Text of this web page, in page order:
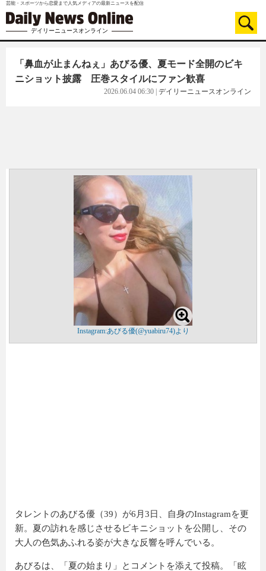
芸能・スポーツから恋愛まで人気メディアの最新ニュースを配信
デイリーニュースオンライン
「鼻血が止まんねぇ」あびる優、夏モード全開のビキ
ニショット披露 圧巻スタイルにファン歓喜
2026.06.04 06:30 デイリーニュースオンライン
Instagram:あびる優(@yuabiru74)より
タレントのあびる優（39）が6月3日、自身のInstagramを更
新。夏の訪れを感じさせるビキニショットを公開し、その
大人の色気あふれる姿が大きな反響を呼んでいる。
あびるは、「夏の始まり」とコメントを添えて投稿。「眩